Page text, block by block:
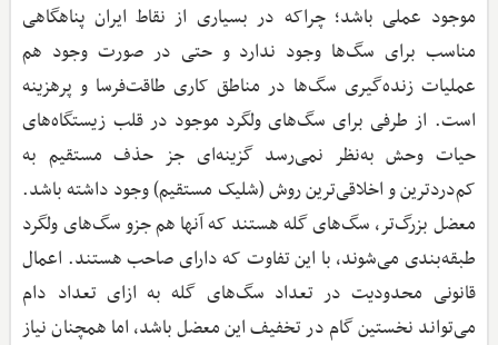
موجود عملی باشد؛ چراکه در بسیاری از نقاط ایران پناهگاهی
مناسب برای سگ‌ها وجود ندارد و حتی در صورت وجود هم
عملیات زنده‌گیری سگ‌ها در مناطق کاری طاقت‌فرسا و پرهزینه
است. از طرفی برای سگ‌های ولگرد موجود در قلب زیستگاه‌های
حیات ‌وحش به‌نظر نمی‌رسد گزینه‌ای جز حذف مستقیم به
کم‌دردترین و اخلاقی‌ترین روش (شلیک مستقیم) وجود داشته باشد.
معضل بزرگ‌تر، سگ‌های گله هستند که آنها هم جزو سگ‌های ولگرد
طبقه‌بندی می‌شوند، با این تفاوت که دارای صاحب هستند. اعمال
قانونی محدودیت در تعداد سگ‌های گله به ازای تعداد دام
می‌تواند نخستین گام در تخفیف این معضل باشد، اما همچنان نیاز